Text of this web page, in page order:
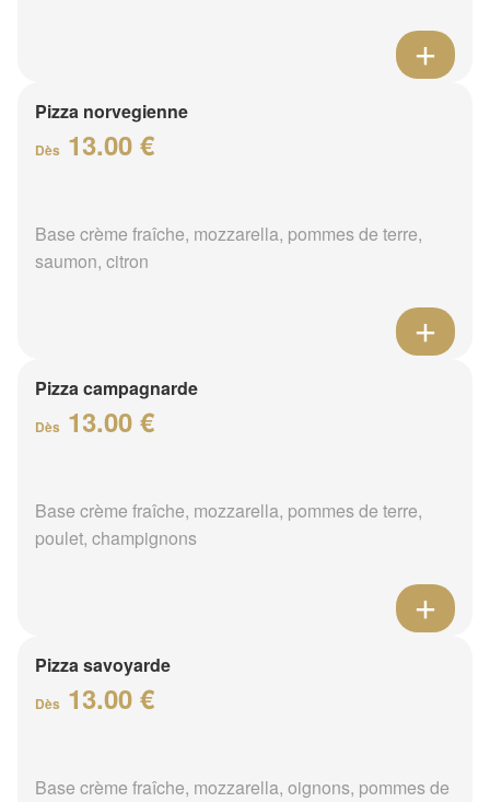
Pizza norvegienne
Dès 13.00 €
Base crème fraîche, mozzarella, pommes de terre,
saumon, citron
Pizza campagnarde
Dès 13.00 €
Base crème fraîche, mozzarella, pommes de terre,
poulet, champignons
Pizza savoyarde
Dès 13.00 €
Base crème fraîche, mozzarella, oignons, pommes de